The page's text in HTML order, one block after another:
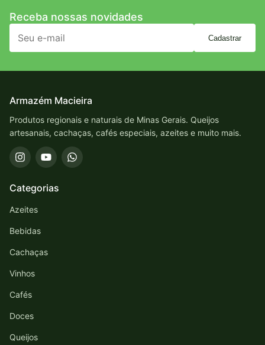
Receba nossas novidades
Cadastrar
Armazém Macieira
Produtos regionais e naturais de Minas Gerais. Queijos
artesanais, cachaças, cafés especiais, azeites e muito mais.
Categorias
Azeites
Bebidas
Cachaças
Vinhos
Cafés
Doces
Queijos